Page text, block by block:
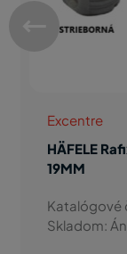
Excentre
HÄFELE
19MM
Katalógové
Skladom: